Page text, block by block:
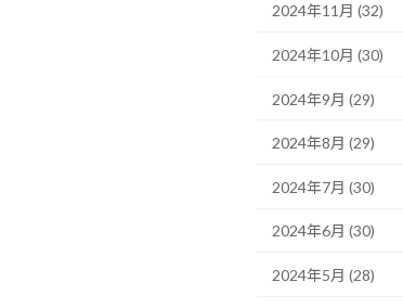
2024年11月 (32)
2024年10月 (30)
2024年9月 (29)
2024年8月 (29)
2024年7月 (30)
2024年6月 (30)
2024年5月 (28)